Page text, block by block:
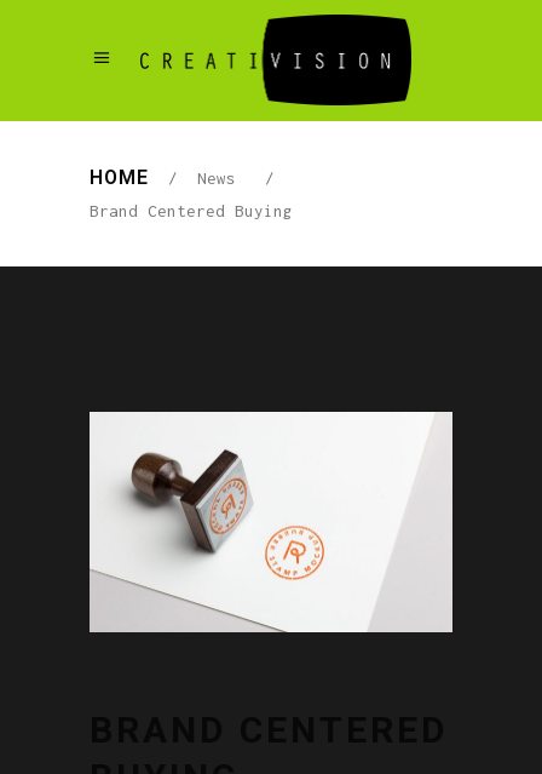
HOME / News
/
Brand Centered Buying